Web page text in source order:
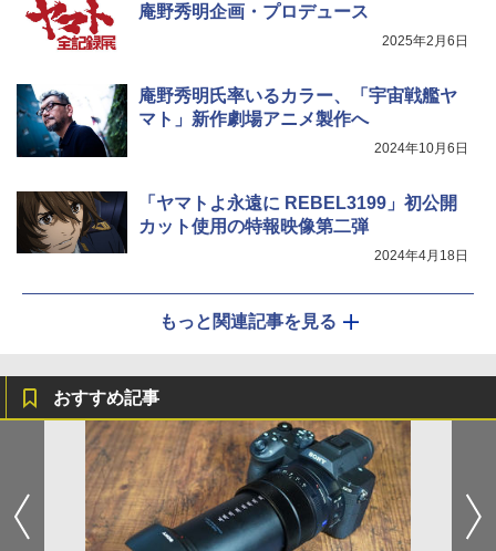
庵野秀明企画・プロデュース
2025年2月6日
庵野秀明氏率いるカラー、「宇宙戦艦ヤ
マト」新作劇場アニメ製作へ
2024年10月6日
「ヤマトよ永遠に REBEL3199」初公開
カット使用の特報映像第二弾
2024年4月18日
もっと関連記事を見る
おすすめ記事